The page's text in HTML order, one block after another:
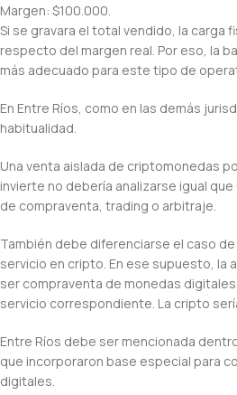
Margen: $100.000.
Si se gravara el total vendido, la carga
respecto del margen real. Por eso, la
más adecuado para este tipo de
En Entre Ríos, como en las demás
habitualidad.
Una venta aislada de criptomonedas
invierte no debería analizarse igual
de compraventa, trading o arbitraje.
También debe diferenciarse el caso
servicio en cripto. En ese supuesto, la
ser compraventa de monedas
servicio correspondiente. La cripto
Entre Ríos debe ser mencionada
que incorporaron base especial para
digitales.